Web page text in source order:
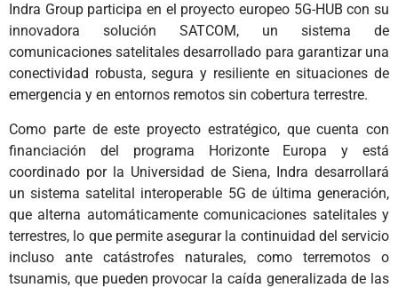
Indra Group participa en el proyecto europeo 5G-HUB con su
innovadora solución SATCOM, un sistema de
comunicaciones satelitales desarrollado para garantizar una
conectividad robusta, segura y resiliente en situaciones de
emergencia y en entornos remotos sin cobertura terrestre.
Como parte de este proyecto estratégico, que cuenta con
financiación del programa Horizonte Europa y está
coordinado por la Universidad de Siena, Indra desarrollará
un sistema satelital interoperable 5G de última generación,
que alterna automáticamente comunicaciones satelitales y
terrestres, lo que permite asegurar la continuidad del servicio
incluso ante catástrofes naturales, como terremotos o
tsunamis, que pueden provocar la caída generalizada de las